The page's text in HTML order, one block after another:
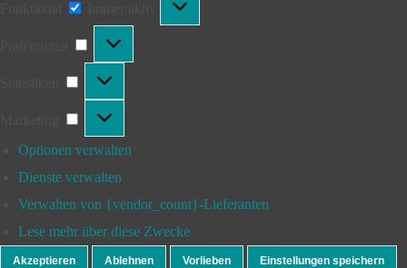
Optionen verwalten
Dienste verwalten
Verwalten von {vendor_count}-Lieferanten
Lese mehr über diese Zwecke
Akzeptieren Ablehnen Vorlieben Einstellungen speichern